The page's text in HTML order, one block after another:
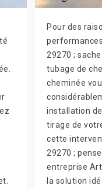
Pour des
29270 ;
tubage de
cheminée
installation
tirage de
cette
29270 ;
entreprise
la solution